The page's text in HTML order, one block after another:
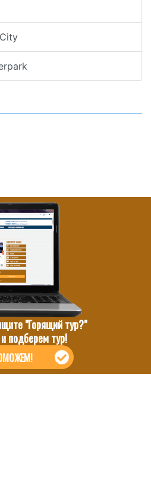
"Горящий тур?"
подберем тур!